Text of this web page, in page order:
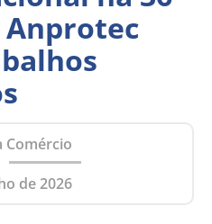
Comércio
de 2026